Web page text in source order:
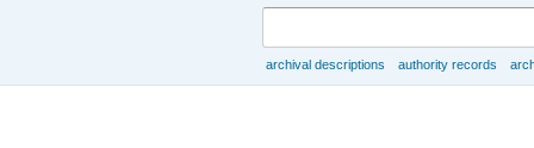
archival descriptions authority records